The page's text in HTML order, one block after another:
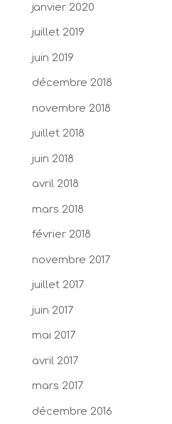
janvier 2020
juillet 2019
juin 2019
décembre 2018
novembre 2018
juillet 2018
juin 2018
avril 2018
mars 2018
février 2018
novembre 2017
juillet 2017
juin 2017
mai 2017
avril 2017
mars 2017
décembre 2016